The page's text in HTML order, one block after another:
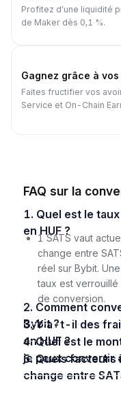
Profitez d'une liquidité
de Maker dès 0,1 %.
Gagnez grâce à vos
Faites fructifier vos
Service et On-Chain
FAQ sur la
1. Quel est le taux de change actuel de SATS
en HUF ?
1 SATS vaut
change entre
réel sur Bybit.
taux est
de conversion.
2. Comment convertir des SATS en HUF sur
Bybit ?
3. Y a-t-il des frais pour convertir des SATS
en HUF ?
4. Quel est le montant minimum de SATS que
je peux convertir
5. Quels facteurs influencent le taux de
change entre